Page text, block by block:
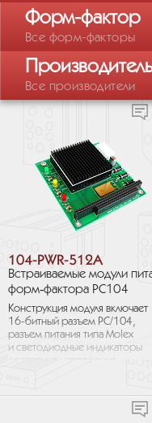
Форм-фактор
Все форм-факторы
Производитель
Все производители
104-PWR-512A
Встраиваемые модули
форм‑фактора PC104
Конструкция модуля включает
16-битный разъем PC/104,
разъем питания типа Molex
и светодиодные индикаторы